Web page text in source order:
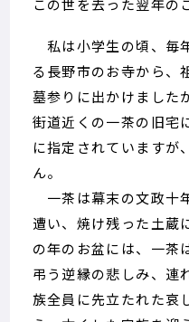
この世を去った翌年の
私は小学生の頃、毎
る長野市のお寺から、
墓参りに出かけました
街道近くの一茶の旧宅
に指定されていますが
ん。
一茶は幕末の文政十
遭い、焼け残った土蔵
の年のお盆には、一茶
弔う逆縁の悲しみ、連
族全員に先立たれた哀